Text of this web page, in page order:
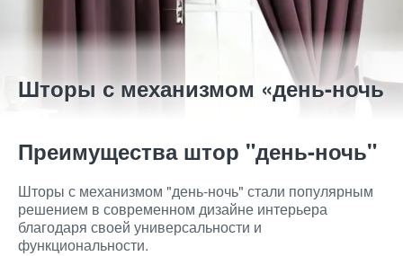
Шторы с механизмом «день-ночь
Преимущества штор "день-ночь"
Шторы с механизмом "день-ночь" стали популярным
решением в современном дизайне интерьера
благодаря своей универсальности и
функциональности.